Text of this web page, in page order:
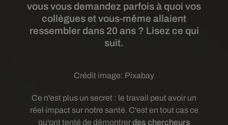
vous vous demandez parfois à quoi vos
collègues et vous-même allaient
ressembler dans 20 ans ? Lisez ce qui
suit.
Crédit image: Pixabay
Ce n'est plus un secret : le travail peut avoir un
réel impact sur notre santé. C'est en tout cas ce
qu'ont tenté de démontrerdes chercheurs